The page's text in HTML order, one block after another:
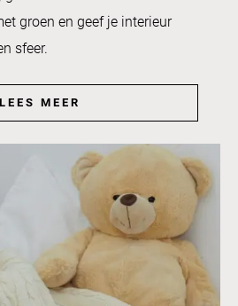
groen en geef je interieur
sfeer.
LEES MEER